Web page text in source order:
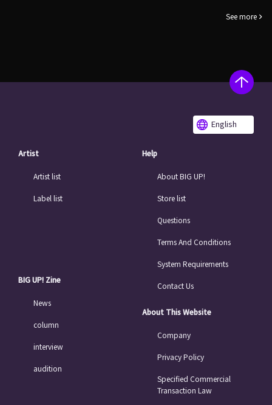
See more
English
Artist
Artist list
Label list
BIG UP! Zine
News
column
interview
audition
Help
About BIG UP!
Store list
Questions
Terms And Conditions
System Requirements
Contact Us
About This Website
Company
Privacy Policy
Specified Commercial
Transaction Law